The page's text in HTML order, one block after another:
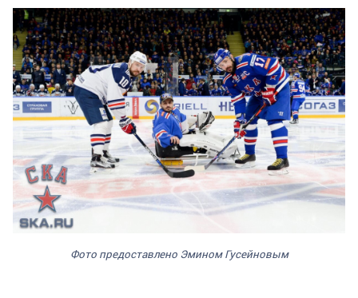
Фото предоставлено Эмином Гусейновым